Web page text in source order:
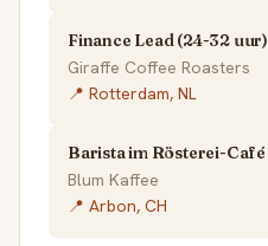
Finance Lead (24-32 uur)
Giraffe Coffee Roasters
📍 Rotterdam, NL
Barista im Rösterei-Café
Blum Kaffee
📍 Arbon, CH